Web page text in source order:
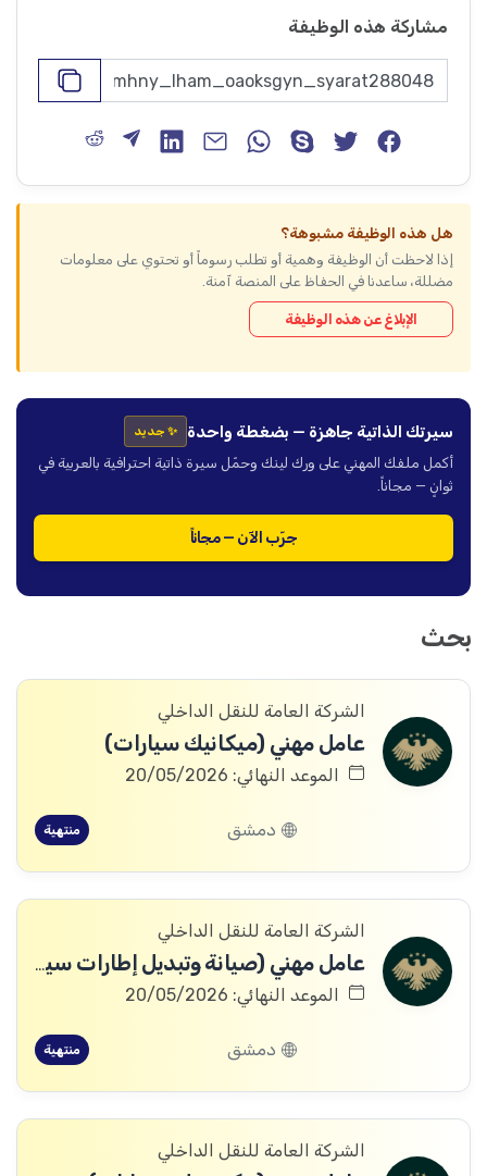
مشاركة هذه الوظيفة
هل هذه الوظيفة مشبوهة؟
إذا لاحظت أن الوظيفة وهمية أو تطلب رسوماً أو تحتوي على معلومات
مضللة، ساعدنا في الحفاظ على المنصة آمنة.
الإبلاغ عن هذه الوظيفة
سيرتك الذاتية جاهزة — بضغطة واحدة ✨ جديد
أكمل ملفك المهني على ورك لينك وحمّل سيرة ذاتية احترافية بالعربية في
ثوانٍ — مجاناً.
جرّب الآن — مجاناً
بحث
الشركة العامة للنقل الداخلي
عامل مهني (ميكانيك سيارات)
الموعد النهائي: 20/05/2026
دمشق منتهية
الشركة العامة للنقل الداخلي
عامل مهني (صيانة وتبديل إطارات سيارات)
الموعد النهائي: 20/05/2026
دمشق منتهية
الشركة العامة للنقل الداخلي